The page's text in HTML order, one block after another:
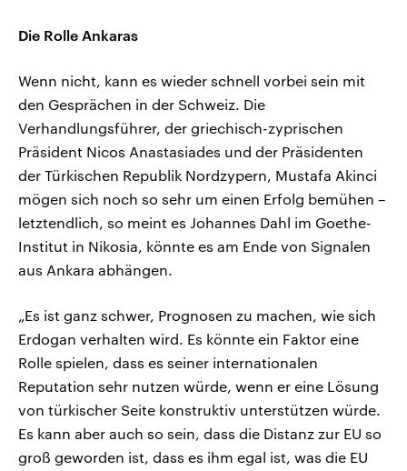
Die Rolle Ankaras
Wenn nicht, kann es wieder schnell vorbei sein mit
den Gesprächen in der Schweiz. Die
Verhandlungsführer, der griechisch-zyprischen
Präsident Nicos Anastasiades und der Präsidenten
der Türkischen Republik Nordzypern, Mustafa Akinci
mögen sich noch so sehr um einen Erfolg bemühen –
letztendlich, so meint es Johannes Dahl im Goethe-
Institut in Nikosia, könnte es am Ende von Signalen
aus Ankara abhängen.
„Es ist ganz schwer, Prognosen zu machen, wie sich
Erdogan verhalten wird. Es könnte ein Faktor eine
Rolle spielen, dass es seiner internationalen
Reputation sehr nutzen würde, wenn er eine Lösung
von türkischer Seite konstruktiv unterstützen würde.
Es kann aber auch so sein, dass die Distanz zur EU so
groß geworden ist, dass es ihm egal ist, was die EU